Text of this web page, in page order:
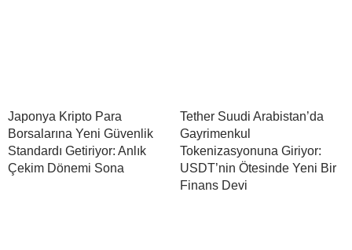
Japonya Kripto Para
Borsalarına Yeni Güvenlik
Standardı Getiriyor: Anlık
Çekim Dönemi Sona
Tether Suudi Arabistan’da
Gayrimenkul
Tokenizasyonuna Giriyor:
USDT’nin Ötesinde Yeni Bir
Finans Devi